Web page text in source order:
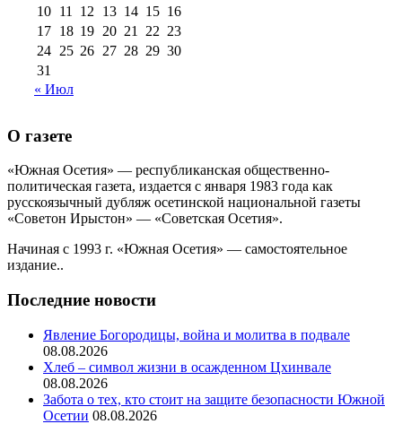
10 11 12 13 14 15 16
17 18 19 20 21 22 23
24 25 26 27 28 29 30
31
« Июл
О газете
«Южная Осетия» — республиканская общественно-
политическая газета, издается с января 1983 года как
русскоязычный дубляж осетинской национальной газеты
«Советон Ирыстон» — «Советская Осетия».
Начиная с 1993 г. «Южная Осетия» — самостоятельное
издание..
Последние новости
Явление Богородицы, война и молитва в подвале
08.08.2026
Хлеб – символ жизни в осажденном Цхинвале
08.08.2026
Забота о тех, кто стоит на защите безопасности Южной
Осетии 08.08.2026